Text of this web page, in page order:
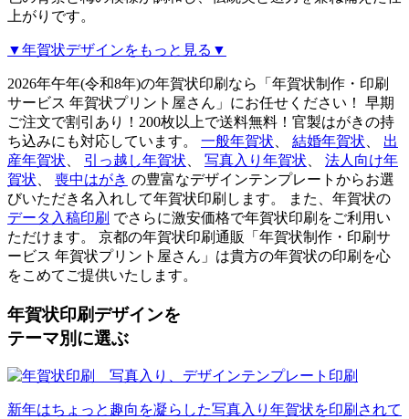
上がりです。
▼年賀状デザインをもっと見る▼
2026年午年(令和8年)の年賀状印刷なら「年賀状制作・印刷
サービス 年賀状プリント屋さん」にお任せください！ 早期
ご注文で割引あり！200枚以上で送料無料！官製はがきの持
ち込みにも対応しています。 一般年賀状 結婚年賀状
出
産年賀状
引っ越し年賀状 写真入り年賀状
法人向け年
賀状
喪中はがき の豊富なデザインテンプレートからお選
びいただき名入れして年賀状印刷します。 また、年賀状の
データ入稿印刷 でさらに激安価格で年賀状印刷をご利用い
ただけます。 京都の年賀状印刷通販「年賀状制作・印刷サ
ービス 年賀状プリント屋さん」は貴方の年賀状の印刷を心
をこめてご提供いたします。
年賀状印刷デザインを
テーマ別に選ぶ
新年はちょっと趣向を凝らした写真入り年賀状を印刷されて